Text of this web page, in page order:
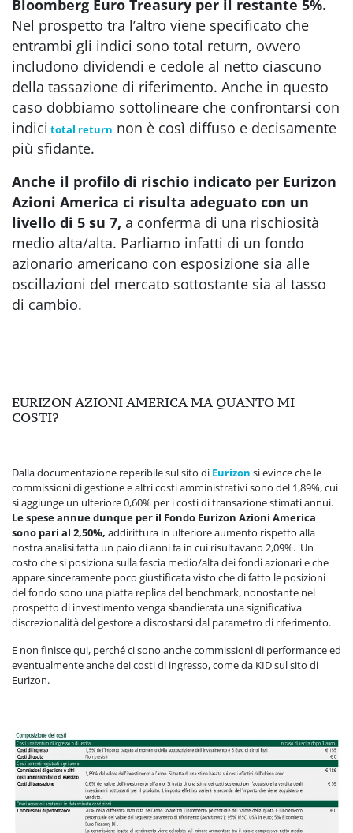
Bloomberg Euro Treasury per il restante 5%.
Nel prospetto tra l’altro viene specificato che
entrambi gli indici sono total return, ovvero
includono dividendi e cedole al netto ciascuno
della tassazione di riferimento. Anche in questo
caso dobbiamo sottolineare che confrontarsi con
indici total return non è così diffuso e decisamente
più sfidante.
Anche il profilo di rischio indicato per Eurizon
Azioni America ci risulta adeguato con un
livello di 5 su 7, a conferma di una rischiosità
medio alta/alta. Parliamo infatti di un fondo
azionario americano con esposizione sia alle
oscillazioni del mercato sottostante sia al tasso
di cambio.
EURIZON AZIONI AMERICA MA QUANTO MI
COSTI?
Dalla documentazione reperibile sul sito di Eurizon si evince che le
commissioni di gestione e altri costi amministrativi sono del 1,89%, cui
si aggiunge un ulteriore 0,60% per i costi di transazione stimati annui.
Le spese annue dunque per il Fondo Eurizon Azioni America
sono pari al 2,50%, addirittura in ulteriore aumento rispetto alla
nostra analisi fatta un paio di anni fa in cui risultavano 2,09%. Un
costo che si posiziona sulla fascia medio/alta dei fondi azionari e che
appare sinceramente poco giustificata visto che di fatto le posizioni
del fondo sono una piatta replica del benchmark, nonostante nel
prospetto di investimento venga sbandierata una significativa
discrezionalità del gestore a discostarsi dal parametro di riferimento.
E non finisce qui, perché ci sono anche commissioni di performance ed
eventualmente anche dei costi di ingresso, come da KID sul sito di
Eurizon.